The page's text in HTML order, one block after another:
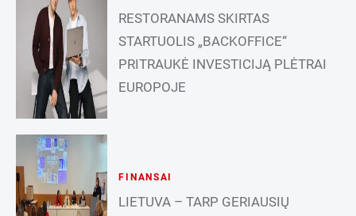
RESTORANAMS SKIRTAS
STARTUOLIS „BACKOFFICE“
PRITRAUKĖ INVESTICIJĄ PLĖTRAI
EUROPOJE
FINANSAI
LIETUVA – TARP GERIAUSIŲ